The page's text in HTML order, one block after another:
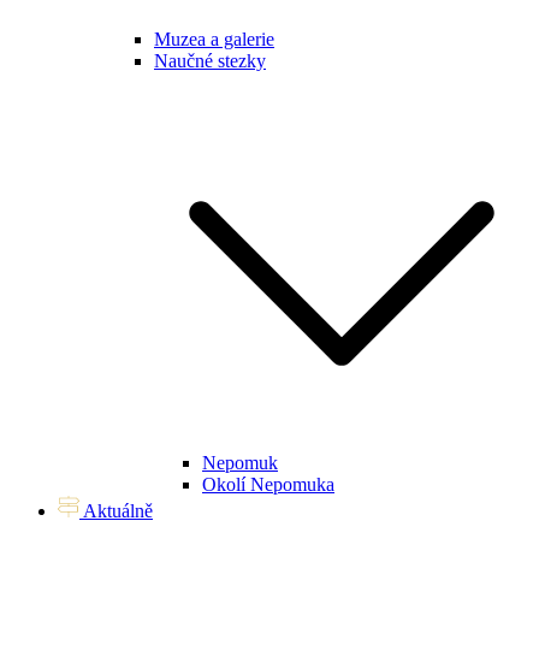
Muzea a galerie
Naučné stezky
Nepomuk
Okolí Nepomuka
Aktuálně